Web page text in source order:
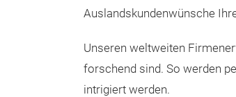
Auslandskundenwünsche
Unseren weltweiten
forschend sind. So werden
intrigiert werden.